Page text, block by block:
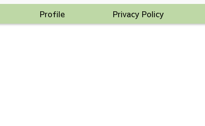
Profile Privacy Policy